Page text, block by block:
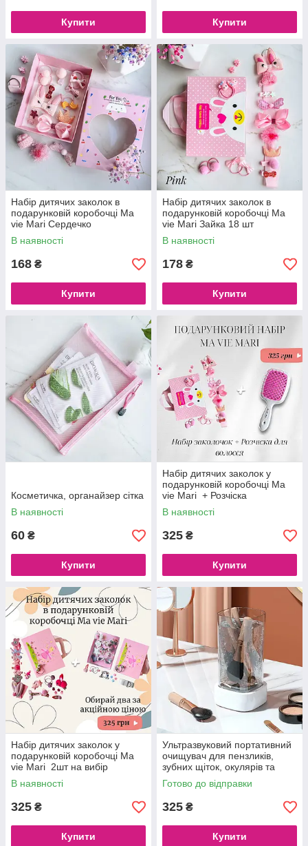
Купити Купити
Набір дитячих заколок в
подарунковій коробочці Ma
vie Mari Сердечко
В наявності
168 ₴
Купити
Набір дитячих заколок в
подарунковій коробочці Ma
vie Mari Зайка 18 шт
В наявності
178 ₴
Купити
Косметичка, органайзер сітка
В наявності
60 ₴
Купити
Набір дитячих заколок у
подарунковій коробочці Ma
vie Mari + Розчіска
Superbrush Plus Ma Vie Mari
В наявності
325 ₴
Купити
Набір дитячих заколок у
подарунковій коробочці Ma
vie Mari 2шт на вибір
В наявності
325 ₴
Купити
Ультразвуковий портативний
очищувач для пензликів,
зубних щіток, окулярів та
іншого.
Готово до відправки
325 ₴
Купити